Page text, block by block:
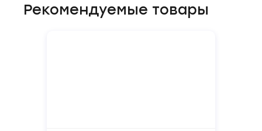
Рекомендуемые товары